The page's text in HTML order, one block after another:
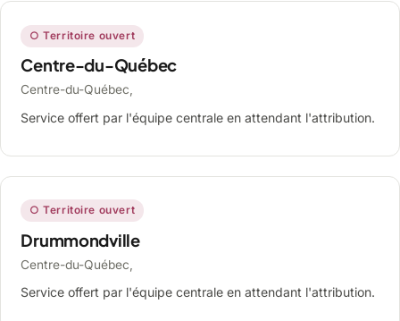
○ Territoire ouvert
Centre-du-Québec
Centre-du-Québec,
Service offert par l'équipe centrale en attendant l'attribution.
○ Territoire ouvert
Drummondville
Centre-du-Québec,
Service offert par l'équipe centrale en attendant l'attribution.